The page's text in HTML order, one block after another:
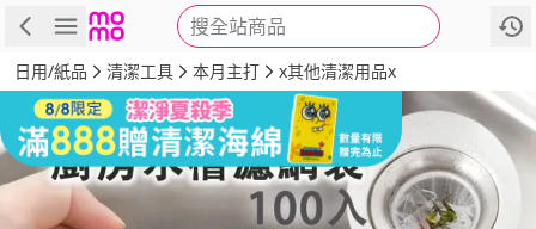
搜全站商品
商品 評價 詳情
日用/紙品 清潔工具 本月主打 x其他清潔用品x